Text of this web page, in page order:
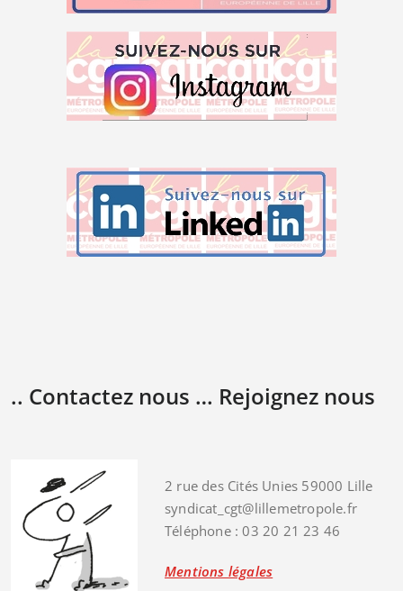
.. Contactez nous … Rejoignez nous
2 rue des Cités Unies 59000 Lille
syndicat_cgt@lillemetropole.fr
Téléphone : 03 20 21 23 46
Mentions légales